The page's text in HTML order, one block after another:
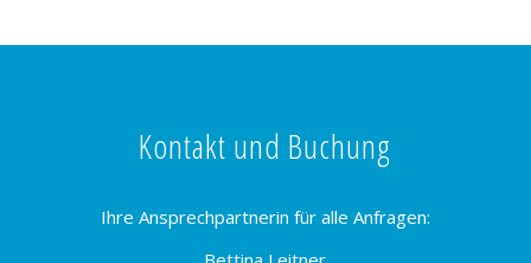
Kontakt und Buchung
Ihre Ansprechpartnerin für alle Anfragen: